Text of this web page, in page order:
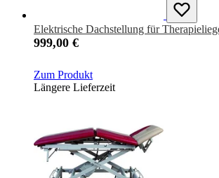
Elektrische Dachstellung für
999,00 €
Zum Produkt
Längere Lieferzeit